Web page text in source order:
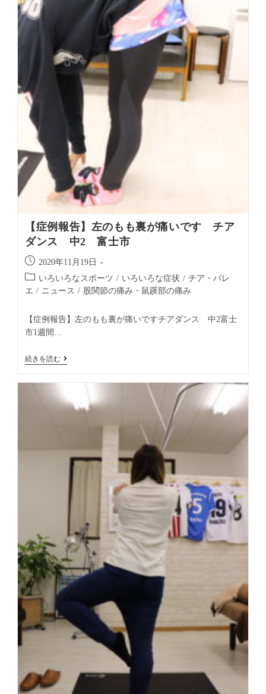
【症例報告】左のもも裏が痛いです チア
ダンス 中2 富士市
2020年11月19日
いろいろなスポーツ / いろいろな症状 / チア・バレ
エ / ニュース / 股関節の痛み・鼠蹊部の痛み
【症例報告】左のもも裏が痛いですチアダンス 中2富士
市1週間…
続きを読む